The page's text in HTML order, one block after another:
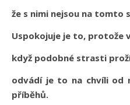
že s nimi nejsou na tomto
Uspokojuje je to, protože
když podobné strasti
odvádí je to na chvíli od
příběhů.